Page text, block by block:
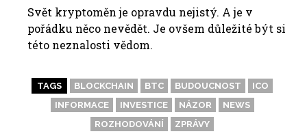
Svět kryptoměn je opravdu nejistý. A je v
pořádku něco nevědět. Je ovšem důležité být si
této neznalosti vědom.
TAGS BLOCKCHAIN BTC BUDOUCNOST
ICO
INFORMACE
INVESTICE NÁZOR
NEWS
ROZHODOVÁNÍ
ZPRÁVY